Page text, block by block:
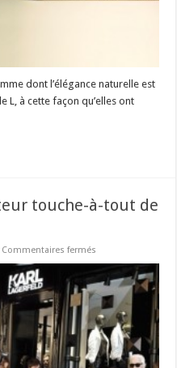
dont l’élégance naturelle est
L, à cette façon qu’elles ont
touche-à-tout de
Commentaires fermés
le
créateur
touche-
à-
tout
de
génie